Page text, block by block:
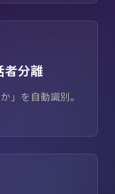
者分離
」を自動識別。